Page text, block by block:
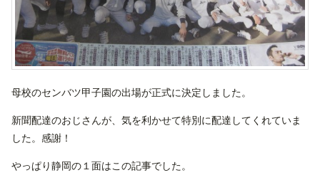
母校のセンバツ甲子園の出場が正式に決定しました。
新聞配達のおじさんが、気を利かせて特別に配達してくれていま
した。感謝！
やっぱり静岡の１面はこの記事でした。